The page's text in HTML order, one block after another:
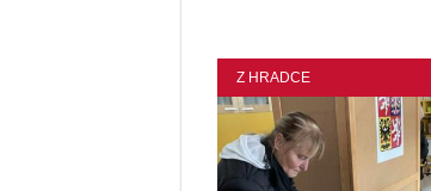
Z HRADCE